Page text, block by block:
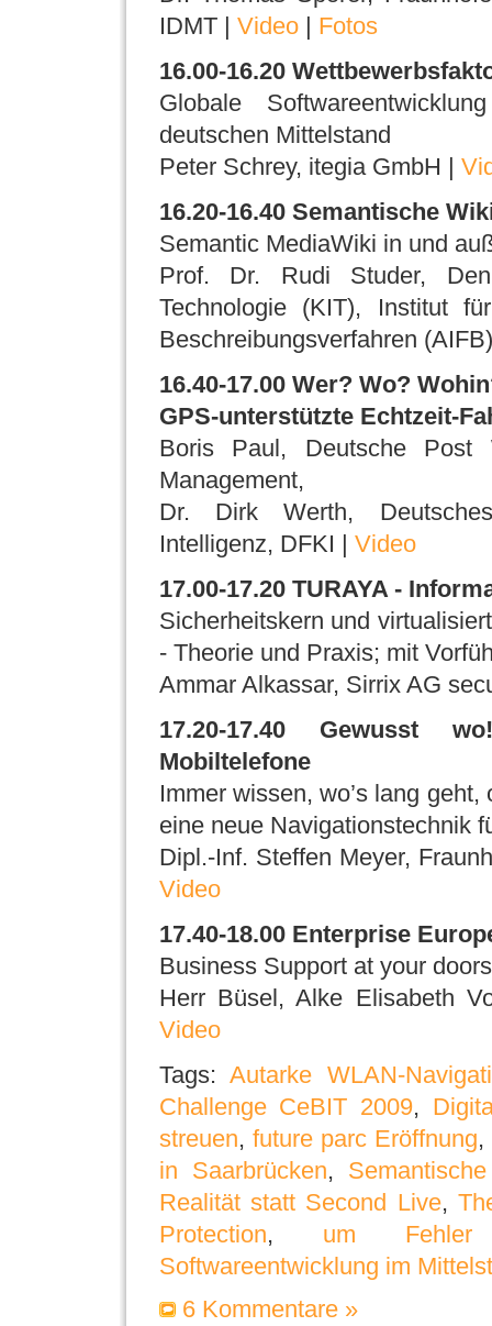
IDMT | Video| Fotos
16.00-16.20
Globale
deutschen Mittelstand
Peter Schrey, itegia GmbH |
16.20-16.40 Semantische
Semantic MediaWiki in und
Prof. Dr. Rudi Studer,
Technologie (KIT), Institut
Beschreibungsverfahren
16.40-17.00 Wer? Wo?
GPS-unterstützte Echtzeit-
Boris Paul, Deutsche Post
Management,
Dr. Dirk Werth,
Intelligenz, DFKI | Video
17.00-17.20 TURAYA -
Sicherheitskern und
- Theorie und Praxis; mit
Ammar Alkassar, Sirrix AG
17.20-17.40 Gewusst
Mobiltelefone
Immer wissen, wo’s lang
eine neue Navigationstechnik
Dipl.-Inf. Steffen Meyer,
Video
17.40-18.00 Enterprise
Business Support at your
Herr Büsel, Alke Elisabeth
Video
Tags: Autarke WLAN-
Challenge CeBIT 2009,
streuen, future parc Eröffnung,
in Saarbrücken,
Realität statt Second Live,
Protection, um
Softwareentwicklung im
6 Kommentare »